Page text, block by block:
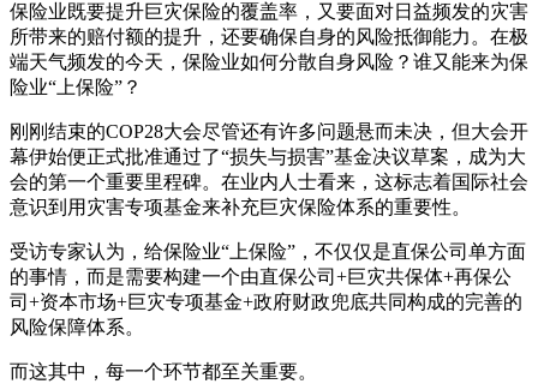
保险业既要提升巨灾保险的覆盖率，又要面对日益频发的灾害
所带来的赔付额的提升，还要确保自身的风险抵御能力。在极
端天气频发的今天，保险业如何分散自身风险？谁又能来为保
险业“上保险”？
刚刚结束的COP28大会尽管还有许多问题悬而未决，但大会开
幕伊始便正式批准通过了“损失与损害”基金决议草案，成为大
会的第一个重要里程碑。在业内人士看来，这标志着国际社会
意识到用灾害专项基金来补充巨灾保险体系的重要性。
受访专家认为，给保险业“上保险”，不仅仅是直保公司单方面
的事情，而是需要构建一个由直保公司+巨灾共保体+再保公
司+资本市场+巨灾专项基金+政府财政兜底共同构成的完善的
风险保障体系。
而这其中，每一个环节都至关重要。